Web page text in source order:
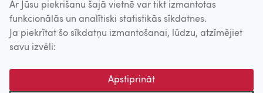
Uz augšu
© 2026 Nacionālais Kino centrs, Kultūras informācijas sistēmu
centrs. Sadarbības partneris: Latvijas Valsts
Ar Jūsu piekrišanu šajā vietnē var tikt izmantotas
funkcionālās un analītiski statistikās sīkdatnes.
Ja piekrītat šo sīkdatņu izmantošanai, lūdzu, atzīmējiet
savu izvēli:
Apstiprināt